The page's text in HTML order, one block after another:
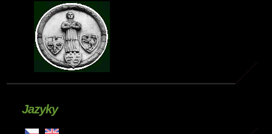
Jazyky